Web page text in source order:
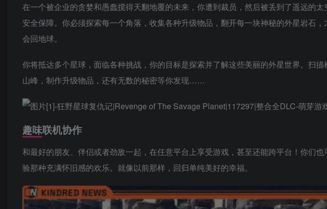
在一个被企业的贪婪和愚蠢搅得天翻地覆的未来，你遭到裁员，然后被丢到了遥远的
安全保障。你必须探索每一个角落，收集各种升级物品，翻开每一块神秘的外星岩石
会回地球。
你将抵达多个星球，面临各种挑战，你的目标是探索并了解这些美丽的外星世界。扫
山峰，制作升级物品，还有无数的秘密等你发现……
趣味联机协作
和最好的朋友、伴侣或者劲敌一起，在任意平台上享受游戏，甚至还能跨平台！你们
验那种充满怀旧感的欢乐。就像以前那样，回归单纯美好的幸福。